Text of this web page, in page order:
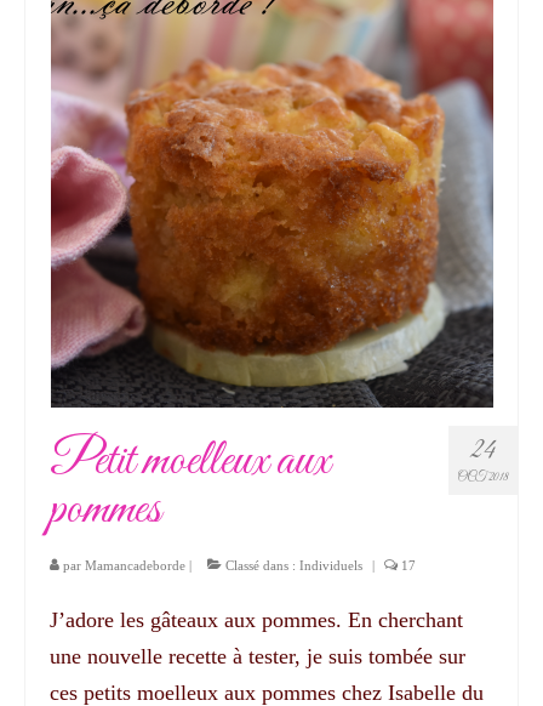
24
OCT 2018
Petit moelleux aux
pommes
par Mamancadeborde | Classé dans : Individuels | 17
J’adore les gâteaux aux pommes. En cherchant
une nouvelle recette à tester, je suis tombée sur
ces petits moelleux aux pommes chez Isabelle du